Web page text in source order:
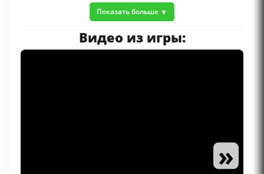
Показать больше
Видео из игры:
»